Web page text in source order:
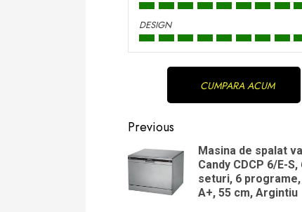
DESIGN
CUMPARA ACUM
Continue
Reading
Previous
Masina de spalat
Candy CDCP 6/E-S,
seturi, 6 programe,
A+, 55 cm, Argintiu